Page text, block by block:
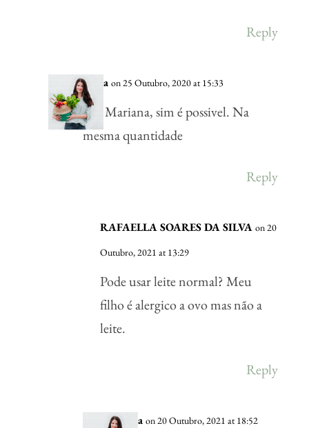
Reply
Vânia on 25 Outubro, 2020 at 15:33
Olá Mariana, sim é possivel. Na
mesma quantidade
Reply
RAFAELLA SOARES DA SILVA on 20
Outubro, 2021 at 13:29
Pode usar leite normal? Meu
filho é alergico a ovo mas não a
leite.
Reply
Vânia on 20 Outubro, 2021 at 18:52